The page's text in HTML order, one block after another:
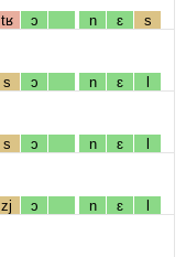
tʁ ɔ n ɛ s
s ɔ n ɛ l
s ɔ n ɛ l
zj ɔ n ɛ l